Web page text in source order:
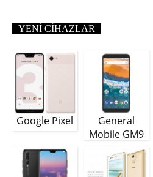
YENI CIHAZLAR
Google Pixel
General
Mobile GM9